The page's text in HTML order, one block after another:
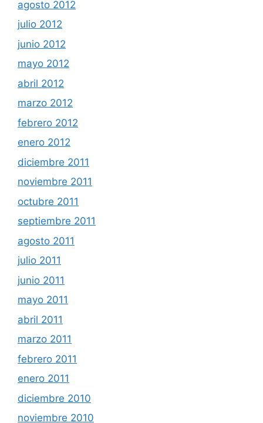
agosto 2012
julio 2012
junio 2012
mayo 2012
abril 2012
marzo 2012
febrero 2012
enero 2012
diciembre 2011
noviembre 2011
octubre 2011
septiembre 2011
agosto 2011
julio 2011
junio 2011
mayo 2011
abril 2011
marzo 2011
febrero 2011
enero 2011
diciembre 2010
noviembre 2010